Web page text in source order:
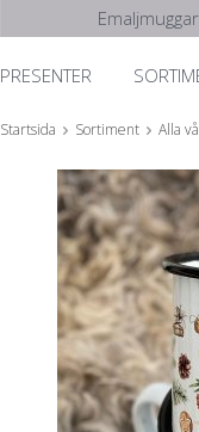
PRESENTER
Startsida Sortiment Alla